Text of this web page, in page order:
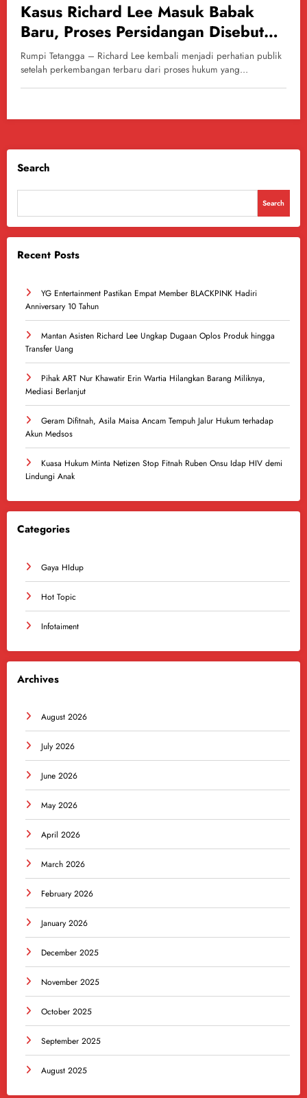
Kasus Richard Lee Masuk Babak
Baru, Proses Persidangan Disebut
Segera Dimulai
Rumpi Tetangga – Richard Lee kembali menjadi perhatian publik
setelah perkembangan terbaru dari proses hukum yang…
Search
Search
Recent Posts
YG Entertainment Pastikan Empat Member BLACKPINK Hadiri
Anniversary 10 Tahun
Mantan Asisten Richard Lee Ungkap Dugaan Oplos Produk hingga
Transfer Uang
Pihak ART Nur Khawatir Erin Wartia Hilangkan Barang Miliknya,
Mediasi Berlanjut
Geram Difitnah, Asila Maisa Ancam Tempuh Jalur Hukum terhadap
Akun Medsos
Kuasa Hukum Minta Netizen Stop Fitnah Ruben Onsu Idap HIV demi
Lindungi Anak
Categories
Gaya HIdup
Hot Topic
Infotaiment
Archives
August 2026
July 2026
June 2026
May 2026
April 2026
March 2026
February 2026
January 2026
December 2025
November 2025
October 2025
September 2025
August 2025